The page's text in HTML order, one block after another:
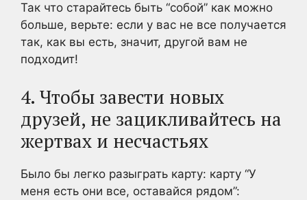
Так что старайтесь быть “собой” как можно
больше, верьте: если у вас не все получается
так, как вы есть, значит, другой вам не
подходит!
4. Чтобы завести новых
друзей, не зацикливайтесь на
жертвах и несчастьях
Было бы легко разыграть карту: карту “У
меня есть они все, оставайся рядом”: